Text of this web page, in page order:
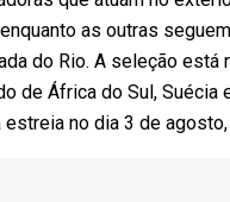
as outras
do Rio. A seleção está
de África do Sul, Suécia
no dia 3 de agosto,